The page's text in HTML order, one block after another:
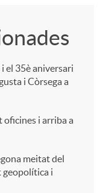
el 35è aniversari
i Còrsega a
oficines i arriba a
meitat del
geopolítica i